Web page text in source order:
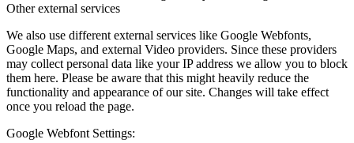
Other external services
We also use different external services like Google Webfonts,
Google Maps, and external Video providers. Since these providers
may collect personal data like your IP address we allow you to block
them here. Please be aware that this might heavily reduce the
functionality and appearance of our site. Changes will take effect
once you reload the page.
Google Webfont Settings: